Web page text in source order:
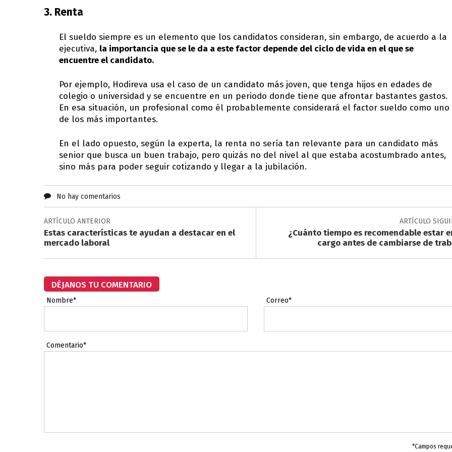
3. Renta
El sueldo siempre es un elemento que los candidatos consideran, sin embargo, de acuerdo a la
ejecutiva, la importancia que se le da a este factor depende del ciclo de vida en el que se
encuentre el candidato.
Por ejemplo, Hodireva usa el caso de un candidato más joven, que tenga hijos en edades de
colegio o universidad y se encuentre en un periodo donde tiene que afrontar bastantes gastos.
En esa situación, un profesional como él probablemente considerará el factor sueldo como uno
de los más importantes.
En el lado opuesto, según la experta, la renta no sería tan relevante para un candidato más
senior que busca un buen trabajo, pero quizás no del nivel al que estaba acostumbrado antes,
sino más para poder seguir cotizando y llegar a la jubilación.
No hay comentarios
ARTÍCULO ANTERIOR
Estas características te ayudan a destacar en el
mercado laboral
ARTÍCULO
¿Cuánto tiempo es recomendable estar
cargo antes de cambiarse de
DÉJANOS TU COMENTARIO
Nombre* Correo*
Comentario*
*Campos